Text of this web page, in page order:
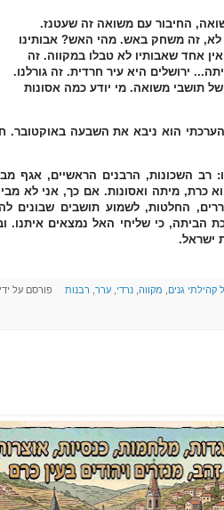
החיבור עם משואה זה שעטנז.
זה משחק באש. מהי האש? אבותינו
אחד שאבותיו לא טבלו במקווה. זה
ירושלים היא עיר חרדית. זה גורלנו.
תושבי משואה. מי יודע כמה אסונות
הוא ניבא את השבעה באוקטובר.
רב השכונות, הרבנים הראשיים, אגף
כרת, מיתה ואסונות. אם כך, אני לא
החלטות, לשמוע תושבים שבונים
הביתה, כי שליחי האל נמצאים איתנו.
ישראל.
קהילתי גנים מקווה נרדי ערר רבנות פורסם על ידי